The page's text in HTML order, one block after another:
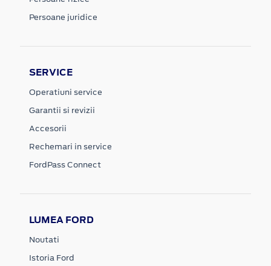
Persoane juridice
SERVICE
Operatiuni service
Garantii si revizii
Accesorii
Rechemari in service
FordPass Connect
LUMEA FORD
Noutati
Istoria Ford